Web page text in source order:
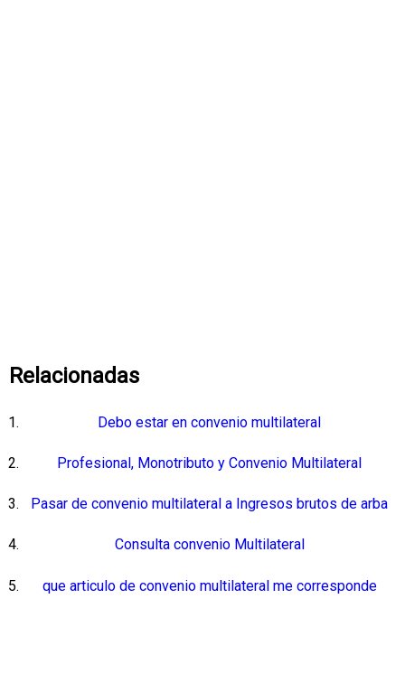
Relacionadas
Debo estar en convenio multilateral
Profesional, Monotributo y Convenio Multilateral
Pasar de convenio multilateral a Ingresos brutos de arba
Consulta convenio Multilateral
que articulo de convenio multilateral me corresponde